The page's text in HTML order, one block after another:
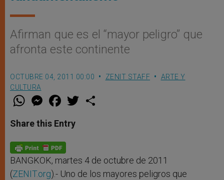
Afirman que es el “mayor peligro” que
afronta este continente
OCTUBRE 04, 2011 00:00 ZENIT STAFF
ARTE Y
CULTURA
W
t
s
p
p
M
e
s
e
g
e
r
F
a
e
b
o
k
w
Share this Entry
BANGKOK, martes 4 de octubre de 2011
(ZENIT.org).- Uno de los mayores peligros que